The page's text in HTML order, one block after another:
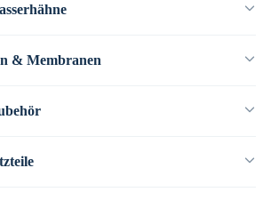
& Membranen